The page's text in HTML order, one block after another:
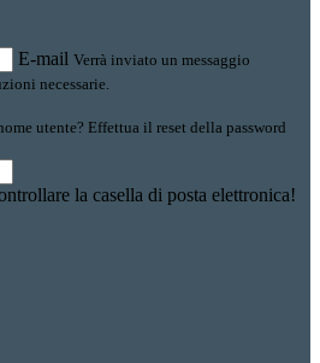
E-mail Verrà inviato un messaggio
necessarie.
utente? Effettua il reset della password
la casella di posta elettronica!